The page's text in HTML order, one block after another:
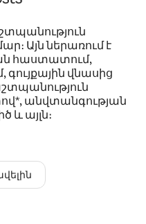
Այն ներառում է
հաստատում,
վնասից
անվտանգության
և այլն։